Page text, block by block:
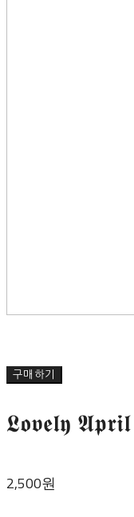
구매하기
𝕷𝖔𝖛𝖊𝖑𝖞
2,500원